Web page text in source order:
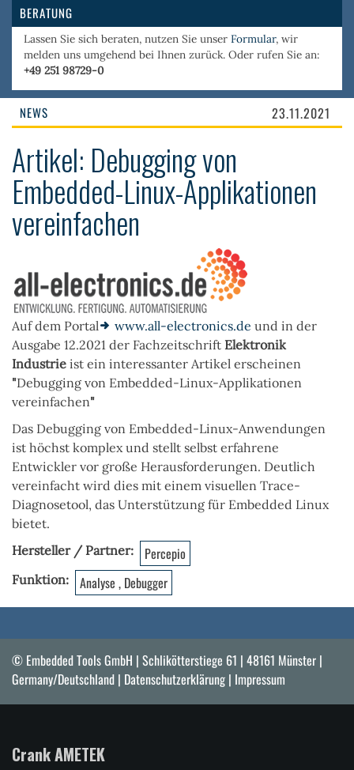
BERATUNG
Lassen Sie sich beraten, nutzen Sie unser Formular, wir
melden uns umgehend bei Ihnen zurück. Oder rufen Sie an:
+49 251 98729-0
NEWS 23.11.2021
Artikel: Debugging von
Embedded-Linux-Applikationen
vereinfachen
Auf dem Portal www.all-electronics.de und in der
Ausgabe 12.2021 der Fachzeitschrift Elektronik
Industrie ist ein interessanter Artikel erscheinen
"Debugging von Embedded-Linux-Applikationen
vereinfachen"
Das Debugging von Embedded-Linux-Anwendungen
ist höchst komplex und stellt selbst erfahrene
Entwickler vor große Herausforderungen. Deutlich
vereinfacht wird dies mit einem visuellen Trace-
Diagnosetool, das Unterstützung für Embedded Linux
bietet.
Hersteller / Partner
Percepio
Funktion Analyse , Debugger
© Embedded Tools GmbH | Schlikötterstiege 61 | 48161 Münster |
Germany/Deutschland | Datenschutzerklärung | Impressum
Crank AMETEK